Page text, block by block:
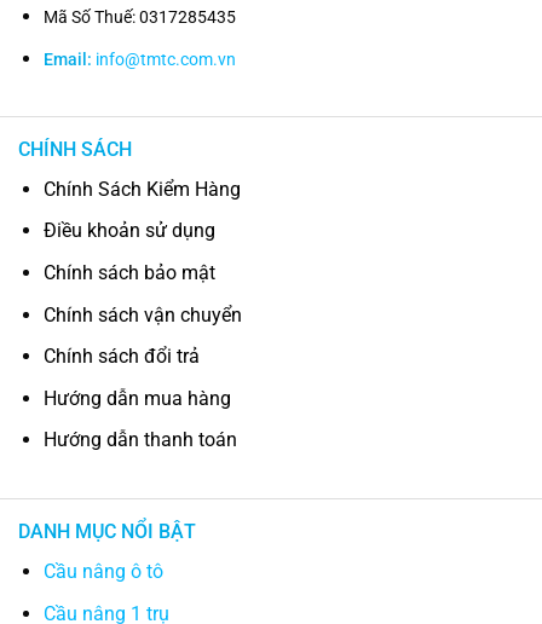
Mã Số Thuế: 0317285435
Email: info@tmtc.com.vn
CHÍNH SÁCH
Chính Sách Kiểm Hàng
Điều khoản sử dụng
Chính sách bảo mật
Chính sách vận chuyển
Chính sách đổi trả
Hướng dẫn mua hàng
Hướng dẫn thanh toán
DANH MỤC NỔI BẬT
Cầu nâng ô tô
Cầu nâng 1 trụ